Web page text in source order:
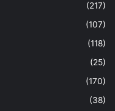
(217)
(107)
(118)
(25)
(170)
(38)